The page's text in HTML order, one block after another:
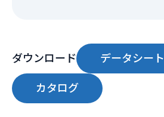
ダウンロード データシート
カタログ